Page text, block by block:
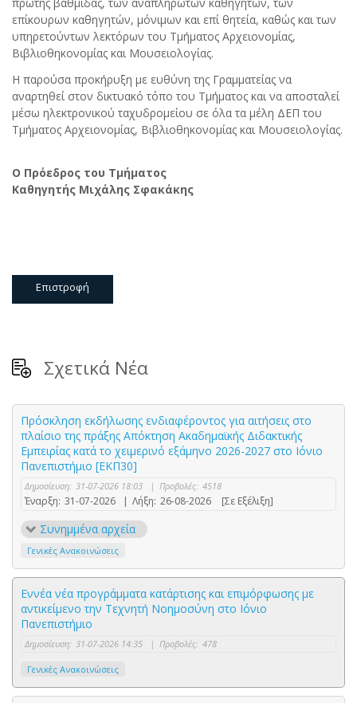
επίκουρων καθηγητών, μόνιμων και επί θητεία, καθώς και των
υπηρετούντων λεκτόρων του Τμήματος Αρχειονομίας,
Βιβλιοθηκονομίας και Μουσειολογίας.
Η παρούσα προκήρυξη με ευθύνη της Γραμματείας να
αναρτηθεί στον δικτυακό τόπο του Τμήματος και να αποσταλεί
μέσω ηλεκτρονικού ταχυδρομείου σε όλα τα μέλη ΔΕΠ του
Τμήματος Αρχειονομίας, Βιβλιοθηκονομίας και Μουσειολογίας.
Ο Πρόεδρος του Τμήματος
Καθηγητής Μιχάλης Σφακάκης
Επιστροφή
Σχετικά Νέα
Πρόσκληση εκδήλωσης ενδιαφέροντος για αιτήσεις στο
πλαίσιο της πράξης Απόκτηση Ακαδημαϊκής Διδακτικής
Εμπειρίας κατά το χειμερινό εξάμηνο 2026-2027 στο Ιόνιο
Πανεπιστήμιο [ΕΚΠ30]
Δημοσίευση: 31-07-2026 18:03 | Προβολές: 4518
Έναρξη: 31-07-2026 | Λήξη: 26-08-2026 [Σε Εξέλιξη]
Συνημμένα αρχεία
Γενικές Ανακοινώσεις
Εννέα νέα προγράμματα κατάρτισης και επιμόρφωσης με
αντικείμενο την Τεχνητή Νοημοσύνη στο Ιόνιο
Πανεπιστήμιο
Δημοσίευση: 31-07-2026 14:35 | Προβολές: 478
Γενικές Ανακοινώσεις